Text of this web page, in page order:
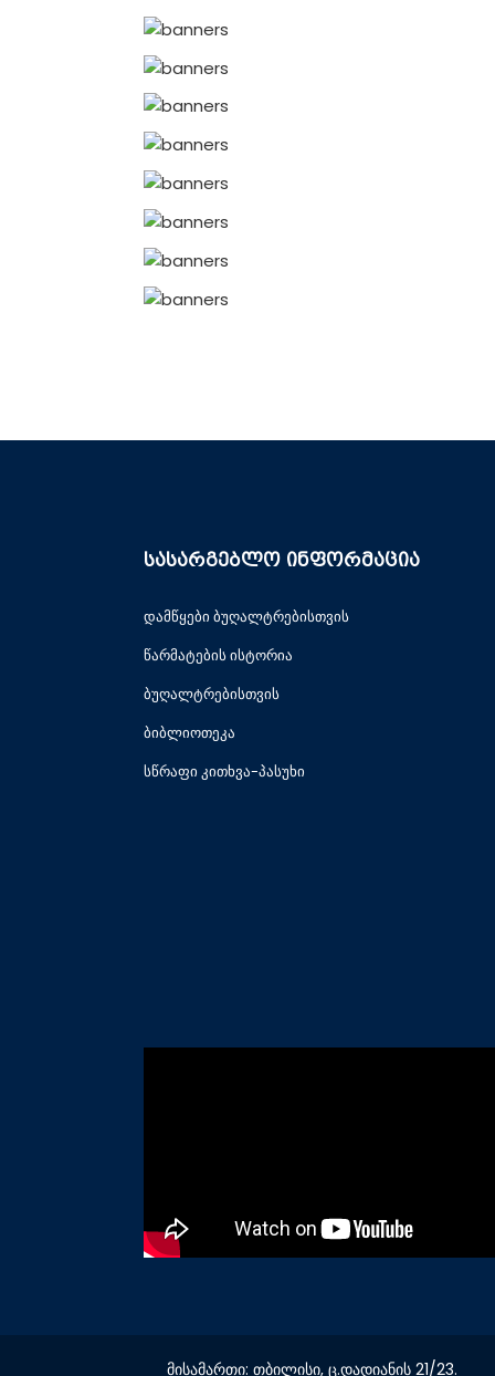
სასარგებლო ინფორმაცია
დამწყები ბუღალტრებისთვის
წარმატების ისტორია
ბუღალტრებისთვის
ბიბლიოთეკა
სწრაფი კითხვა-პასუხი
მისამართი: თბილისი, ც.დადიანის 21/23.